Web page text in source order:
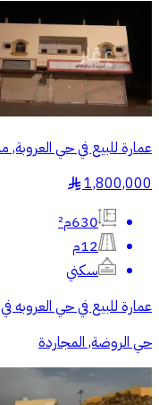
عمارة للبيع في حي العروبة,
1,800,000
§
630م²
12م
سكني
عمارة للبيع في حي العروبه في سبت العلايه المساحة
حي الروضة, المجاردة